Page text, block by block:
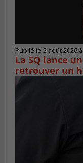
Publié le 5 août 2026
La SQ lance
retrouver un